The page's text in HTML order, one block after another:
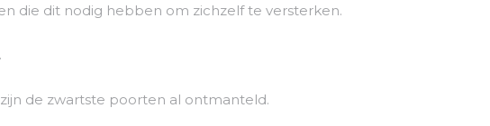
die dit nodig hebben om zichzelf te versterken.
de zwartste poorten al ontmanteld.